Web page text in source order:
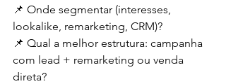
📌 Onde segmentar (interesses,
lookalike, remarketing, CRM)?
📌 Qual a melhor estrutura: campanha
com lead + remarketing ou venda
direta?